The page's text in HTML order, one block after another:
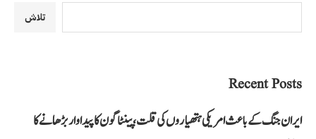
تلاش
Recent Posts
ایران جنگ کے باعث امریکی ہتھیاروں کی قلت، پینٹاگون کا پیداوار بڑھانے کا